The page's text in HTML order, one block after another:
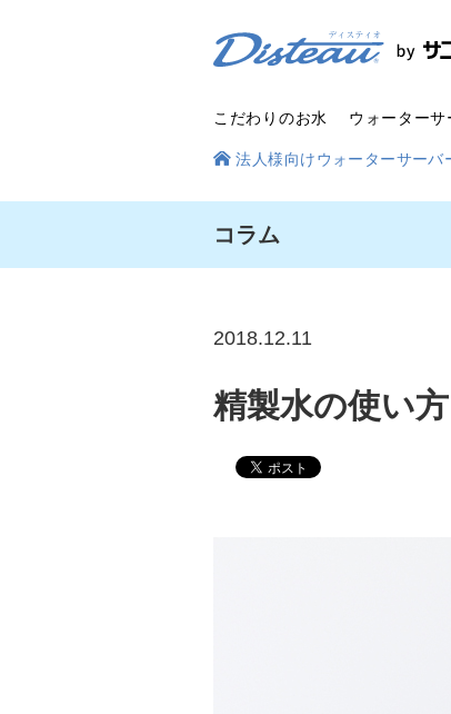
こだわりのお水
心
管
理
ウォーターサ
法人様向けウォーターサーバ
コラム
2018.12.11
精製水の使い方